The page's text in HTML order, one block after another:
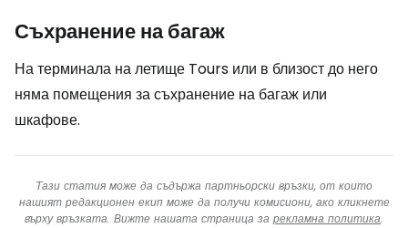
Съхранение на багаж
На терминала на летище Tours или в близост до него
няма помещения за съхранение на багаж или
шкафове.
Тази статия може да съдържа партньорски връзки, от които
нашият редакционен екип може да получи комисиони, ако кликнете
върху връзката. Вижте нашата страница за рекламна политика.